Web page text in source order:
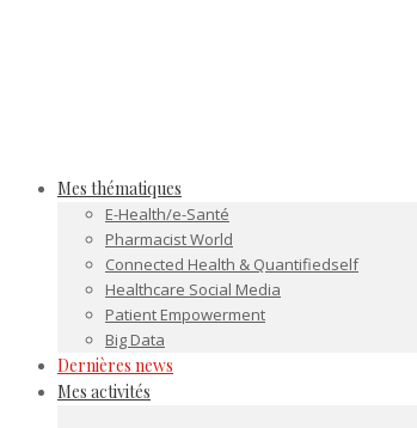
Mes thématiques
E-Health/e-Santé
Pharmacist World
Connected Health & Quantifiedself
Healthcare Social Media
Patient Empowerment
Big Data
Dernières news
Mes activités